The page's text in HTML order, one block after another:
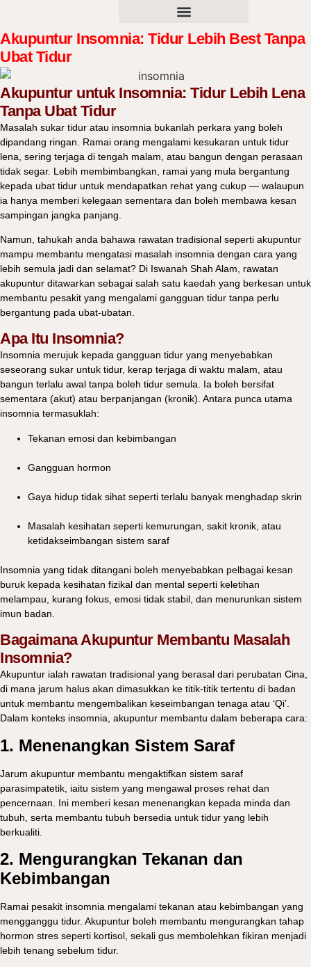
Akupuntur Insomnia: Tidur Lebih Best Tanpa
Ubat Tidur
Akupuntur untuk Insomnia: Tidur Lebih Lena
Tanpa Ubat Tidur
Masalah sukar tidur atau insomnia bukanlah perkara yang boleh
dipandang ringan. Ramai orang mengalami kesukaran untuk tidur
lena, sering terjaga di tengah malam, atau bangun dengan perasaan
tidak segar. Lebih membimbangkan, ramai yang mula bergantung
kepada ubat tidur untuk mendapatkan rehat yang cukup — walaupun
ia hanya memberi kelegaan sementara dan boleh membawa kesan
sampingan jangka panjang.
Namun, tahukah anda bahawa rawatan tradisional seperti akupuntur
mampu membantu mengatasi masalah insomnia dengan cara yang
lebih semula jadi dan selamat? Di Iswanah Shah Alam , rawatan
akupuntur ditawarkan sebagai salah satu kaedah yang berkesan untuk
membantu pesakit yang mengalami gangguan tidur tanpa perlu
bergantung pada ubat-ubatan.
Apa Itu Insomnia?
Insomnia merujuk kepada gangguan tidur yang menyebabkan
seseorang sukar untuk tidur, kerap terjaga di waktu malam, atau
bangun terlalu awal tanpa boleh tidur semula. Ia boleh bersifat
sementara (akut) atau berpanjangan (kronik). Antara punca utama
insomnia termasuklah:
Tekanan emosi dan kebimbangan
Gangguan hormon
Gaya hidup tidak sihat seperti terlalu banyak menghadap skrin
Masalah kesihatan seperti kemurungan, sakit kronik, atau
ketidakseimbangan sistem saraf
Insomnia yang tidak ditangani boleh menyebabkan pelbagai kesan
buruk kepada kesihatan fizikal dan mental seperti keletihan
melampau, kurang fokus, emosi tidak stabil, dan menurunkan sistem
imun badan.
Bagaimana Akupuntur Membantu Masalah
Insomnia?
Akupuntur ialah rawatan tradisional yang berasal dari perubatan Cina,
di mana jarum halus akan dimasukkan ke titik-titik tertentu di badan
untuk membantu mengembalikan keseimbangan tenaga atau ‘Qi’.
Dalam konteks insomnia, akupuntur membantu dalam beberapa cara:
1. Menenangkan Sistem Saraf
Jarum akupuntur membantu mengaktifkan sistem saraf
parasimpatetik, iaitu sistem yang mengawal proses rehat dan
pencernaan. Ini memberi kesan menenangkan kepada minda dan
tubuh, serta membantu tubuh bersedia untuk tidur yang lebih
berkualiti.
2. Mengurangkan Tekanan dan
Kebimbangan
Ramai pesakit insomnia mengalami tekanan atau kebimbangan yang
mengganggu tidur. Akupuntur boleh membantu mengurangkan tahap
hormon stres seperti kortisol, sekali gus membolehkan fikiran menjadi
lebih tenang sebelum tidur.